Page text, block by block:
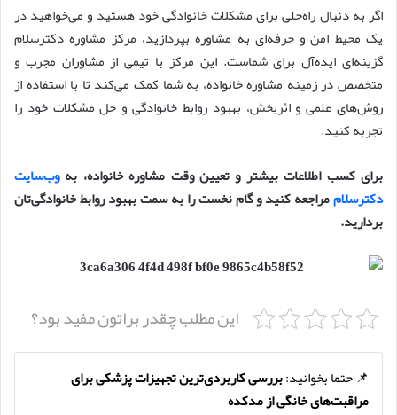
اگر به دنبال راه‌حلی برای مشکلات خانوادگی خود هستید و می‌خواهید در
یک محیط امن و حرفه‌ای به مشاوره بپردازید، مرکز مشاوره دکترسلام
گزینه‌ای ایده‌آل برای شماست. این مرکز با تیمی از مشاوران مجرب و
متخصص در زمینه مشاوره خانواده، به شما کمک می‌کند تا با استفاده از
روش‌های علمی و اثربخش، بهبود روابط خانوادگی و حل مشکلات خود را
تجربه کنید.
برای کسب اطلاعات بیشتر و تعیین وقت مشاوره خانواده، بهوب‌سایت
دکترسلاممراجعه کنید و گام نخست را به سمت بهبود روابط خانوادگی‌تان
بردارید.
این مطلب چقدر براتون مفید بود؟
📌 حتما بخوانید:بررسی کاربردی‌ترین تجهیزات پزشکی برای
مراقبت‌های خانگی از مدکده